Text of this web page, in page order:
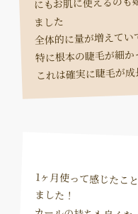
ました
全体的に量が増えて
特に根本の睫毛が細
これは確実に睫毛が
1ヶ月使って感じたこ
ました！